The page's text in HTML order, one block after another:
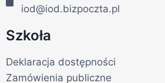
iod@iod.bizpoczta.pl
Szkoła
Deklaracja dostępności
Zamówienia publiczne